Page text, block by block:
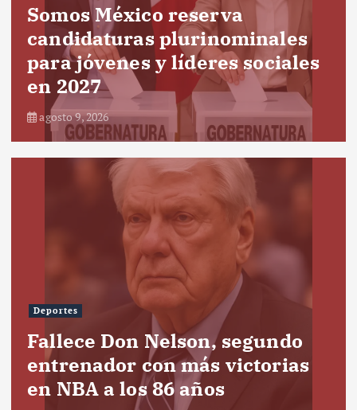
Somos México reserva
candidaturas plurinominales
para jóvenes y líderes sociales
en 2027
agosto 9, 2026
Deportes
Fallece Don Nelson, segundo
entrenador con más victorias
en NBA a los 86 años